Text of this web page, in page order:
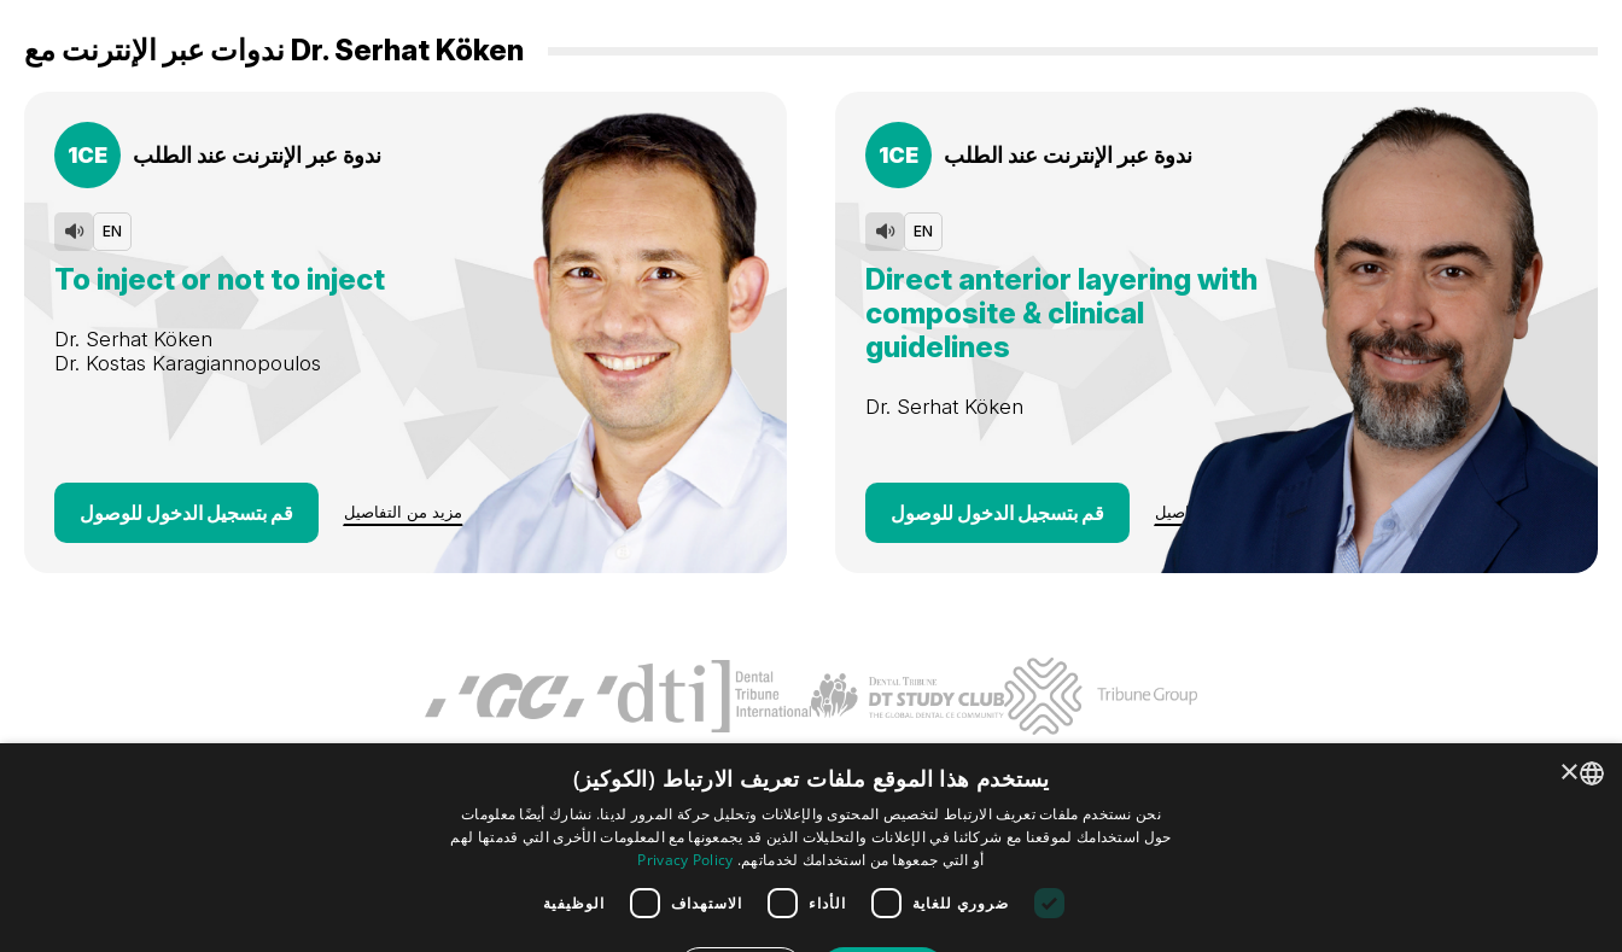
Dr. Serhat Köken
1CE ندوة عبر الإنترنت عند الطلب
EN
To inject or not to inject
Dr. Serhat Köken
Dr. Kostas Karagiannopoulos
قم بتسجيل الدخول للوصول مزيد من التفاصيل
1CE ندوة عبر الإنترنت عند الطلب
EN
Direct anterior layering with
composite & clinical
guidelines
Dr. Serhat Köken
قم بتسجيل الدخول للوصول مزيد من التفاصيل
الشروط والأحكام سياسة الخصوصية بصمةFAQ Contact
Tribune Group GmbH Inc.
Nationally Approved PACE Program
Approval does not imply acceptance by
any regulatory authority or AGD endorsement.
7/1/2024 - 6/30/2028.
× يستخدم هذا الموقع ملفات تعريف الارتباط (الكوكيز)
نحن نستخدم ملفات تعريف الارتباط لتخصيص المحتوى والإعلانات وتحليل حركة المرور لدينا. نشارك أيضًا معلومات
حول استخدامك لموقعنا مع شركائنا في الإعلانات والتحليلات الذين قد يجمعونها مع المعلومات الأخرى التي قدمتها لهم
أو التي جمعوها من استخدامك لخدماتهم. Privacy Policy
ضروري للغاية الأداء الاستهداف الوظيفية